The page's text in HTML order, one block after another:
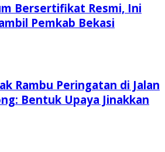
Bersertifikat Resmi, Ini
Pemkab Bekasi
Rambu Peringatan di Jalan
Bentuk Upaya Jinakkan